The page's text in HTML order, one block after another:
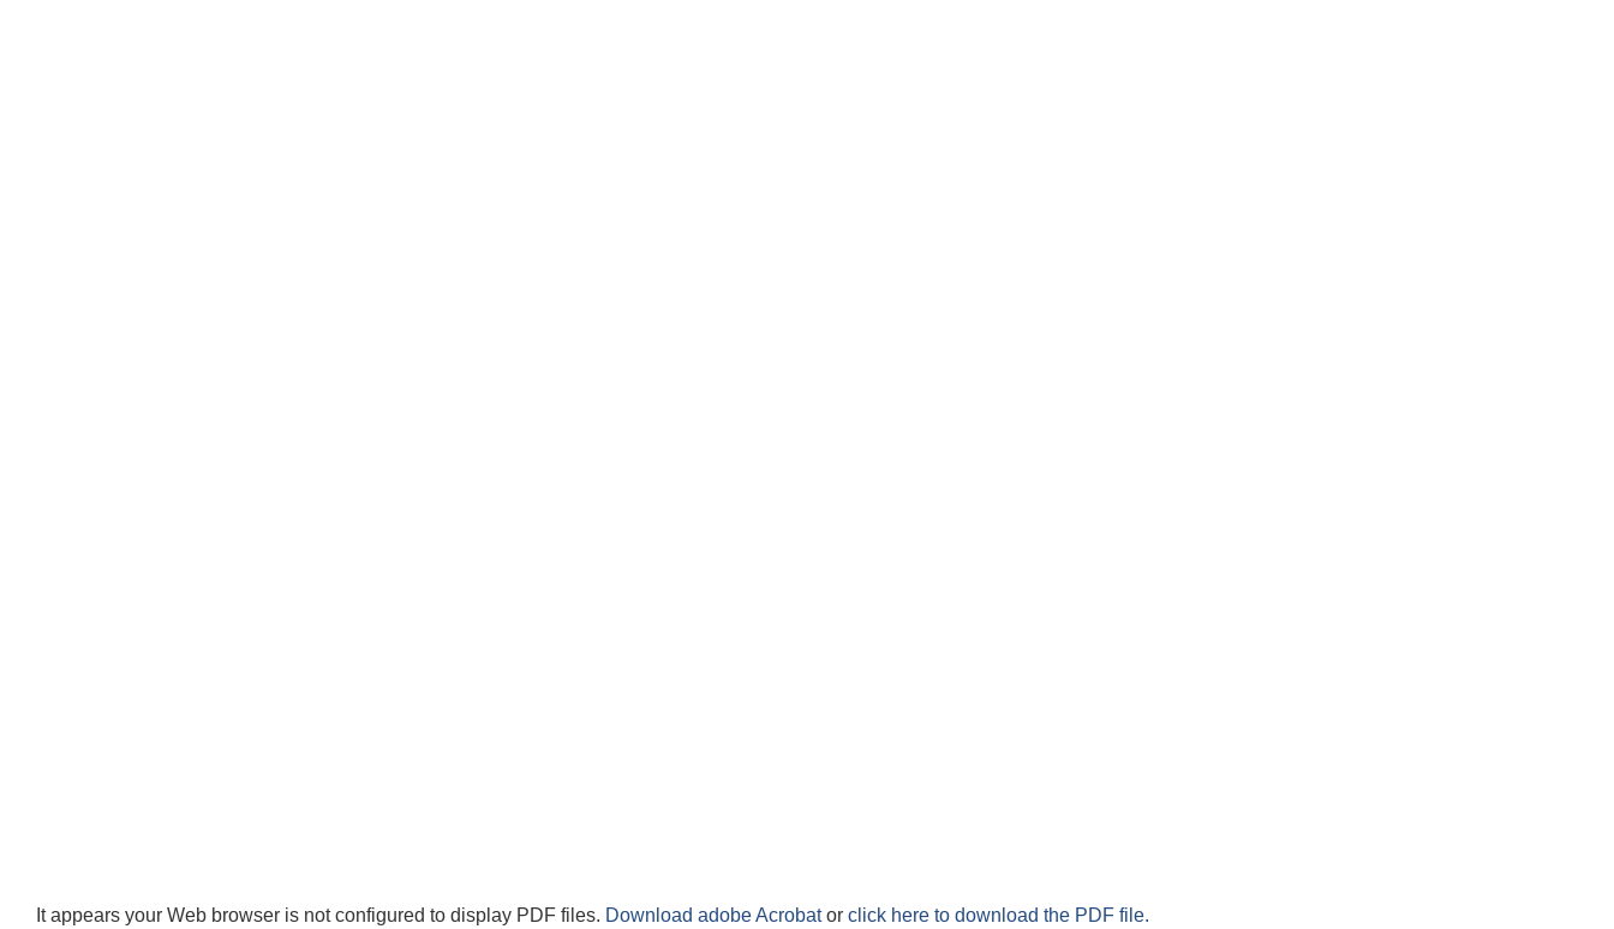
It appears your Web browser is not configured to display PDF files. Download adobe Acrobator click here to download the PDF file.